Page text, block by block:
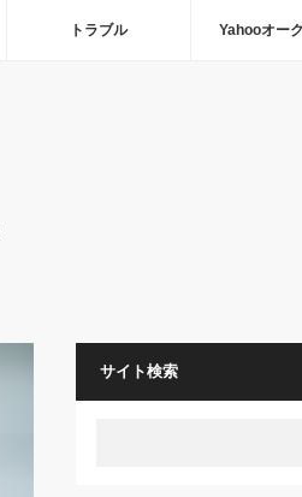
トラブル Yahooオー
サイト検索